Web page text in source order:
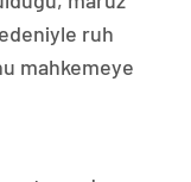
ruh
mahkemeye